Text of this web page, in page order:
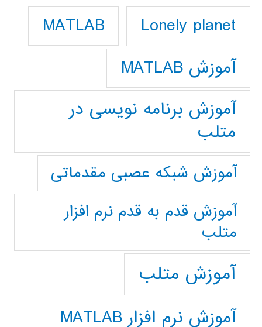
Lonely planet
MATLAB
آموزش MATLAB
آموزش برنامه نویسی در
متلب
آموزش شبکه عصبی مقدماتی
آموزش قدم به قدم نرم افزار
متلب
آموزش متلب
آموزش نرم افزار MATLAB